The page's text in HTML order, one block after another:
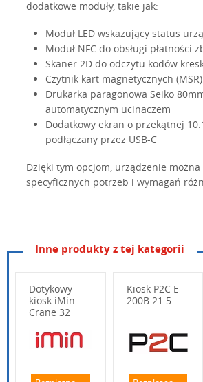
dodatkowe moduły, takie jak:
Moduł LED wskazujący status
Moduł NFC do obsługi płatności
Skaner 2D do odczytu kodów
Czytnik kart magnetycznych (MSR)
Drukarka paragonowa Seiko
automatycznym ucinaczem
Dodatkowy ekran o przekątnej
podłączany przez USB-C
Dzięki tym opcjom, urządzenie
specyficznych potrzeb i wymagań
Procesor
Octa-Core
Pamięć
4GB RAM +
System
Android 13, 64
Rozdzielczość
Ekran 16” :
Wpisz poniżej swoje pytanie
Inne produkty z tej kategorii
Dotykowy
kiosk iMin
Crane 32
Kiosk P2C E-
200B 21.5